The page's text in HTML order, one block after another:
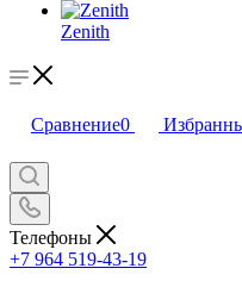
Zenith
Сравнение0
Телефоны
+7 964 519-43-19